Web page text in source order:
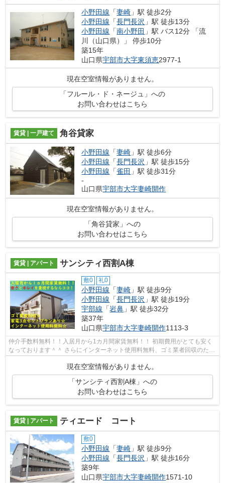
小野田線 「妻崎 」駅 徒歩2分
小野田線 「長門長沢 」駅 徒歩13分
小野田線 「南小野田 」駅 バス12分 「流
川（山口県）」 停歩10分
築15年
山口県宇部市大字東須恵2977-1
現在空室情報がありません。
「フルール・ド・ネージュ」への
お問い合わせはこちら
賃貸 | 一戸建て 角谷貸家
小野田線 「妻崎 」駅 徒歩6分
小野田線 「長門長沢 」駅 徒歩15分
小野田線 「雀田 」駅 徒歩31分
-
山口県宇部市大字妻崎開作
現在空室情報がありません。
「角谷貸家」への
お問い合わせはこちら
賃貸 | アパート サンシティ西割A棟
敷0 礼0
小野田線 「妻崎 」駅 徒歩9分
小野田線 「長門長沢 」駅 徒歩19分
宇部線 「岩鼻 」駅 徒歩32分
築37年
山口県宇部市大字妻崎開作1113-3
仲介手数料無料！！入居月から1カ月間家賃無料！！ 初期費用がとても安く
なっております＾＾ さらにインターネット使用料無料、ゴミ業者回収のため
現在空室情報がありません。
「サンシティ西割A棟」への
お問い合わせはこちら
賃貸 | アパート ティエード コート
敷0
小野田線 「妻崎 」駅 徒歩9分
小野田線 「長門長沢 」駅 徒歩16分
築9年
山口県宇部市大字妻崎開作1571-10